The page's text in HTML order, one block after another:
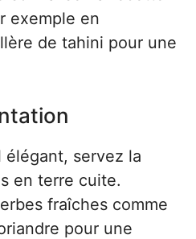
exemple en
de tahini pour une
servez la
en terre cuite.
fraîches comme
pour une